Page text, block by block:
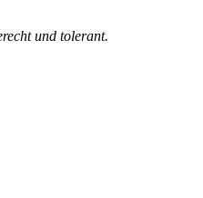
und tolerant.